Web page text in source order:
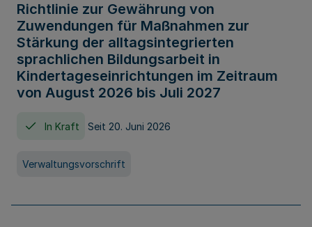
Richtlinie zur Gewährung von
Zuwendungen für Maßnahmen zur
Stärkung der alltagsintegrierten
sprachlichen Bildungsarbeit in
Kindertageseinrichtungen im Zeitraum
von August 2026 bis Juli 2027
In Kraft Seit 20. Juni 2026
Verwaltungsvorschrift